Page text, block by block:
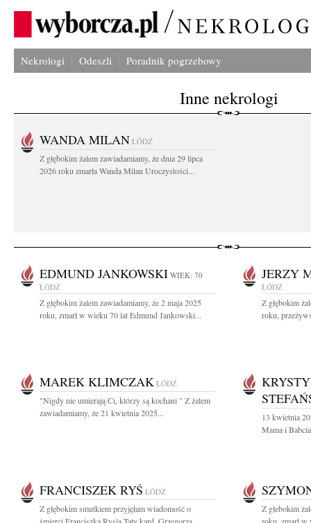
Nekrologi Odeszli Poradnik pogrzebowy
Inne nekrologi
WANDA MILAN ŁÓDŹ
Z głębokim żalem zawiadamiamy, że dnia 29 lipca
2026 roku zmarła Wanda Milan Uroczystości...
EDMUND JANKOWSKI WIEK: 70
ŁÓDŹ
Z głębokim żalem zawiadamiamy, że 2 maja 2025
roku, zmarł w wieku 70 lat Edmund Jankowski...
JERZY
ŁÓDŹ
Z głębokim
roku,
MAREK KLIMCZAK ŁÓDŹ
"Nigdy nie umierają Ci, którzy są kochani " Z żalem
zawiadamiamy, że 21 kwietnia 2025...
13 kwietnia
Mama i
FRANCISZEK RYŚ ŁÓDŹ
Z głębokim smutkiem przyjęłam wiadomość o
Z głebokim